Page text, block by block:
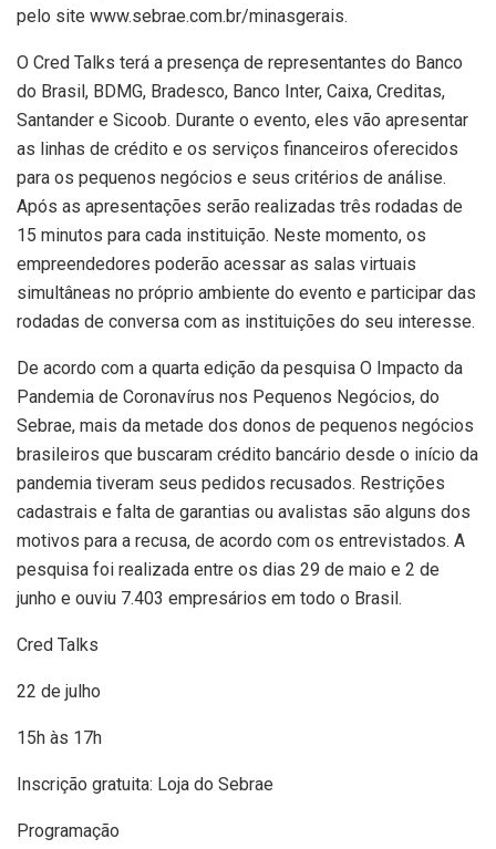
pelo site www.sebrae.com.br/minasgerais.
O Cred Talks terá a presença de representantes do Banco
do Brasil, BDMG, Bradesco, Banco Inter, Caixa, Creditas,
Santander e Sicoob. Durante o evento, eles vão apresentar
as linhas de crédito e os serviços financeiros oferecidos
para os pequenos negócios e seus critérios de análise.
Após as apresentações serão realizadas três rodadas de
15 minutos para cada instituição. Neste momento, os
empreendedores poderão acessar as salas virtuais
simultâneas no próprio ambiente do evento e participar das
rodadas de conversa com as instituições do seu interesse.
De acordo com a quarta edição da pesquisa O Impacto da
Pandemia de Coronavírus nos Pequenos Negócios, do
Sebrae, mais da metade dos donos de pequenos negócios
brasileiros que buscaram crédito bancário desde o início da
pandemia tiveram seus pedidos recusados. Restrições
cadastrais e falta de garantias ou avalistas são alguns dos
motivos para a recusa, de acordo com os entrevistados. A
pesquisa foi realizada entre os dias 29 de maio e 2 de
junho e ouviu 7.403 empresários em todo o Brasil.
Cred Talks
22 de julho
15h às 17h
Inscrição gratuita: Loja do Sebrae
Programação